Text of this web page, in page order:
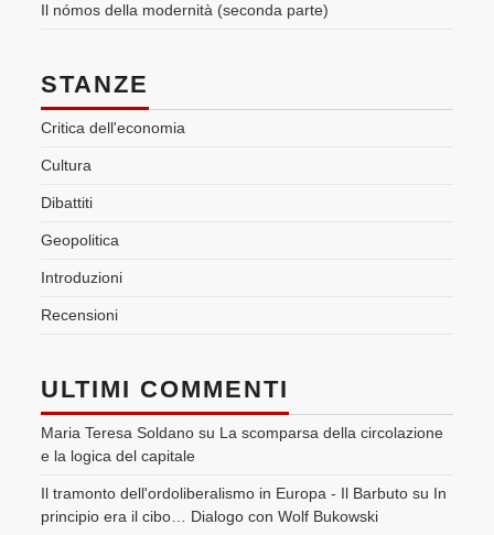
Il nómos della modernità (seconda parte)
STANZE
Critica dell'economia
Cultura
Dibattiti
Geopolitica
Introduzioni
Recensioni
ULTIMI COMMENTI
Maria Teresa Soldano su La scomparsa della circolazione
e la logica del capitale
Il tramonto dell'ordoliberalismo in Europa - Il Barbuto su In
principio era il cibo… Dialogo con Wolf Bukowski